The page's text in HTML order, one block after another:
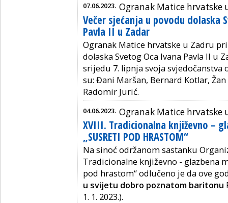
07.06.2023. Ogranak Matice hrvatske
Večer sjećanja u povodu dolaska
Pavla II u Zadar
Ogranak Matice hrvatske u Zadru
dolaska Svetog Oca Ivana Pavla II u
srijedu 7. lipnja svoja
su: Đani Maršan, Bernard Kotlar,
Radomir Jurić.
04.06.2023. Ogranak Matice hrvatske
XVIII. Tradicionalna književno –
„SUSRETI POD HRASTOM“
Na sinoć održanom sastanku
Tradicionalne književno - glazbena
pod hrastom“ odlučeno je da ove
u svijetu dobro poznatom baritonu
1. 1. 2023.).